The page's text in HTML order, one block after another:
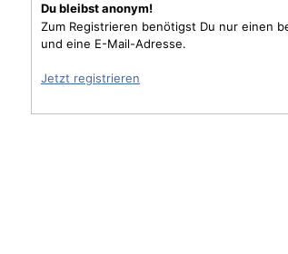
Du bleibst anonym!
Zum Registrieren benötigst Du nur einen
und eine E-Mail-Adresse.
Jetzt registrieren